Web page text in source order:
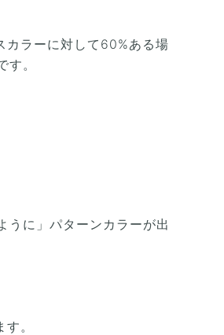
カラーに対して60%ある場
。
うに」パターンカラーが出
。